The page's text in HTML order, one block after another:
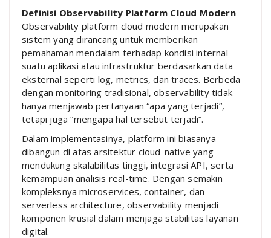
Definisi Observability Platform Cloud Modern
Observability platform cloud modern merupakan
sistem yang dirancang untuk memberikan
pemahaman mendalam terhadap kondisi internal
suatu aplikasi atau infrastruktur berdasarkan data
eksternal seperti log, metrics, dan traces. Berbeda
dengan monitoring tradisional, observability tidak
hanya menjawab pertanyaan “apa yang terjadi”,
tetapi juga “mengapa hal tersebut terjadi”.
Dalam implementasinya, platform ini biasanya
dibangun di atas arsitektur cloud-native yang
mendukung skalabilitas tinggi, integrasi API, serta
kemampuan analisis real-time. Dengan semakin
kompleksnya microservices, container, dan
serverless architecture, observability menjadi
komponen krusial dalam menjaga stabilitas layanan
digital.